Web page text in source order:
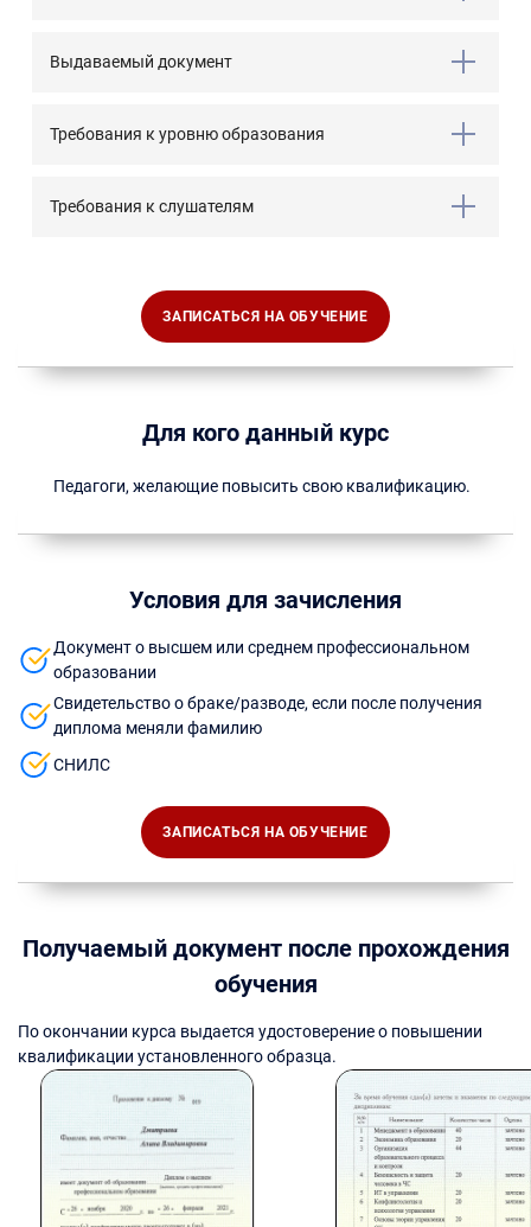
Выдаваемый документ
Требования к уровню образования
Требования к слушателям
ЗАПИСАТЬСЯ НА ОБУЧЕНИЕ
Для кого данный курс
Педагоги, желающие повысить свою квалификацию.
Условия для зачисления
Документ о высшем или среднем профессиональном
образовании
Свидетельство о браке/разводе, если после получения
диплома меняли фамилию
СНИЛС
ЗАПИСАТЬСЯ НА ОБУЧЕНИЕ
Получаемый документ после прохождения
обучения
По окончании курса выдается удостоверение о повышении
квалификации установленного образца.